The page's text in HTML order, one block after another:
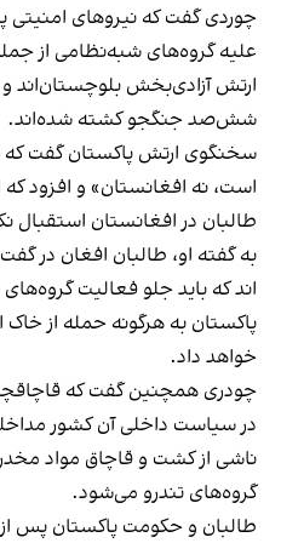
چوردی گفت که نیروهای امنیتی
علیه گروه‌های شبه‌نظامی از
ارتش آزادی‌بخش بلوچستان‌اند و
شش‌صد جنگجو کشته شده‌اند.
سخنگوی ارتش پاکستان گفت
است، نه افغانستان» و افزود که
طالبان در افغانستان استقبال
به گفته‌ او، طالبان افغان در
اند که باید جلو فعالیت
پاکستان به هرگونه حمله از
خواهد داد.
چودری همچنین گفت که
در سیاست داخلی آن کشور
ناشی از کشت و قاچاق مواد
گروه‌های تندرو می‌شود.
طالبان و حکومت پاکستان پس